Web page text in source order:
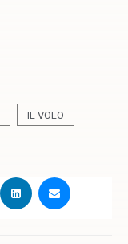
IL VOLO